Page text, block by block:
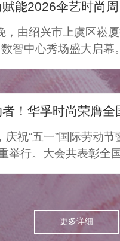
住情
“家的温
，无需
便能
软意，
为接住
能2026伞艺时尚
，由绍兴市上虞区崧
数智中心秀场盛大启幕
！华孚时尚荣膺
庆祝“五一”国际劳动
举行。大会共表彰全
更多详细